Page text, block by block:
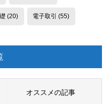
(20) 電子取引 (55)
オススメの記事